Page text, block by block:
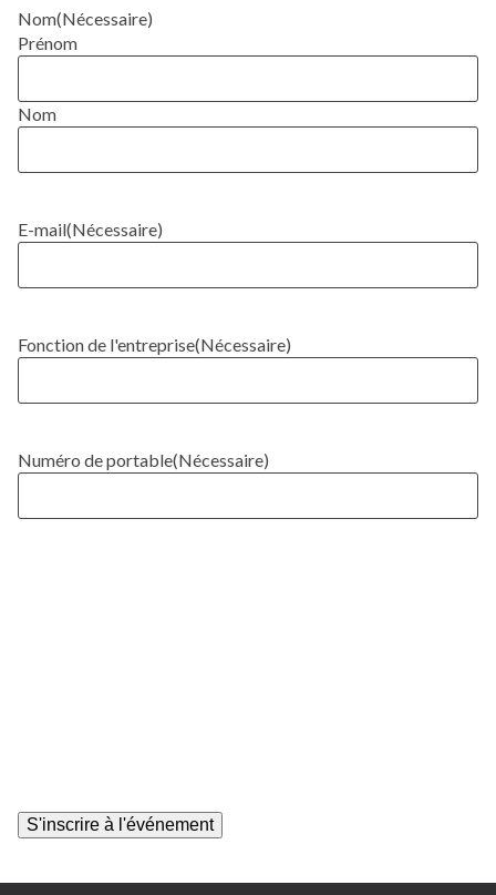
Nom(Nécessaire)
Prénom
Nom
E-mail(Nécessaire)
Fonction de l'entreprise(Nécessaire)
Numéro de portable(Nécessaire)